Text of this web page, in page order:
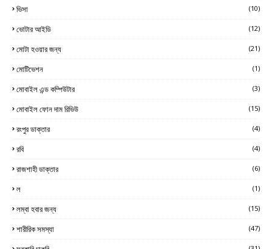
ভিসা (10)
ভোটার আইডি (12)
মোটা হওয়ার জন্য (21)
মোটিভেশন (1)
মোবাইল এন্ড কম্পিউটার (3)
মোবাইল ফোন দাম রিভিউ (15)
রংপুর ডাক্তার (4)
রবি (4)
রাজশাহী ডাক্তার (6)
ল (1)
লম্বা হবার জন্য (15)
শারীরিক সমস্যা (47)